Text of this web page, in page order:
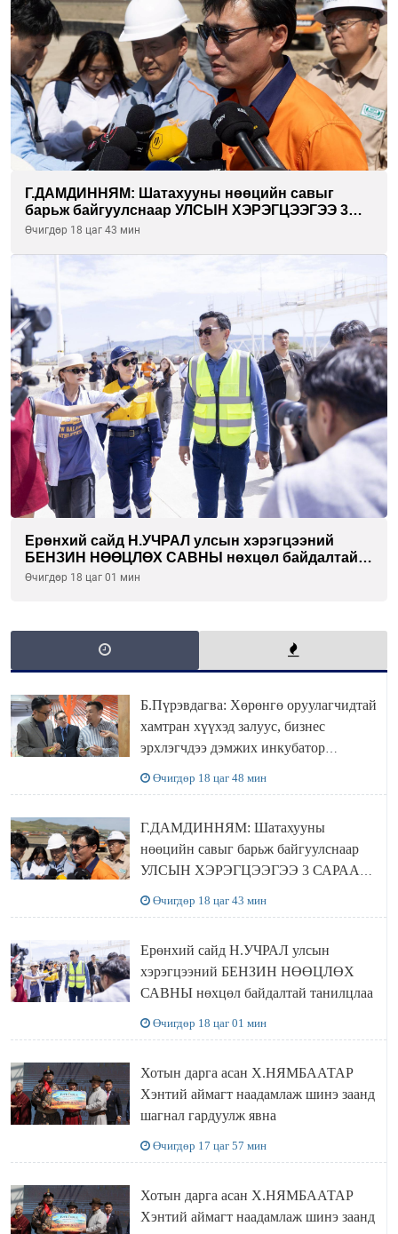
Г.ДАМДИННЯМ: Шатахууны нөөцийн савыг
барьж байгуулснаар УЛСЫН ХЭРЭГЦЭЭГЭЭ 3
САРААР НӨӨЦЛӨДӨГ болно
Өчигдөр 18 цаг 43 мин
Ерөнхий сайд Н.УЧРАЛ улсын хэрэгцээний
БЕНЗИН НӨӨЦЛӨХ САВНЫ нөхцөл байдалтай
танилцлаа
Өчигдөр 18 цаг 01 мин
Б.Пүрэвдагва: Хөрөнгө оруулагчидтай
хамтран хүүхэд залуус, бизнес
эрхлэгчдээ дэмжих инкубатор
Өчигдөр 18 цаг 48 мин
Г.ДАМДИННЯМ: Шатахууны
нөөцийн савыг барьж байгуулснаар
УЛСЫН ХЭРЭГЦЭЭГЭЭ 3 САРААР
Өчигдөр 18 цаг 43 мин
Ерөнхий сайд Н.УЧРАЛ улсын
хэрэгцээний БЕНЗИН НӨӨЦЛӨХ
САВНЫ нөхцөл байдалтай танилцлаа
Өчигдөр 18 цаг 01 мин
Хотын дарга асан Х.НЯМБААТАР
Хэнтий аймагт наадамлаж шинэ заанд
шагнал гардуулж явна
Өчигдөр 17 цаг 57 мин
Хотын дарга асан Х.НЯМБААТАР
Хэнтий аймагт наадамлаж шинэ заанд